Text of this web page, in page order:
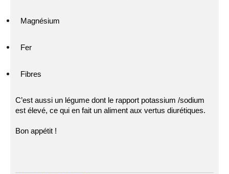
Magnésium
Fer
Fibres
C’est aussi un légume dont le rapport potassium /sodium
est élevé, ce qui en fait un aliment aux vertus diurétiques.
Bon appétit !